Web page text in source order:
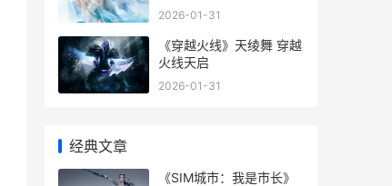
2026-01-31
《穿越火线》天绫舞 穿越
火线天启
2026-01-31
经典文章
《SIM城市：我是市长》